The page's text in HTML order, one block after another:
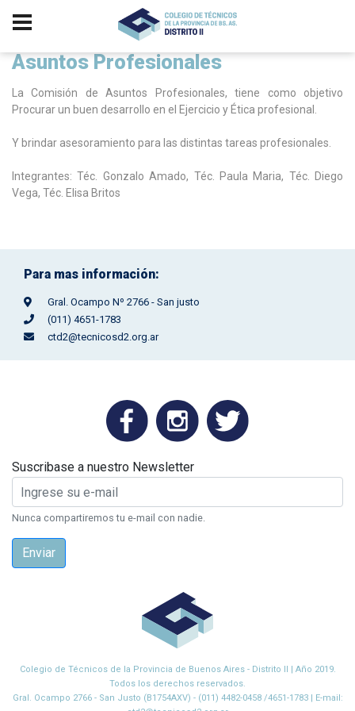
Asuntos Profesionales
La Comisión de Asuntos Profesionales, tiene como objetivo
Procurar un buen desarrollo en el Ejercicio y Ética profesional.
Y brindar asesoramiento para las distintas tareas profesionales.
Integrantes: Téc. Gonzalo Amado, Téc. Paula Maria, Téc. Diego
Vega, Téc. Elisa Britos
Para mas información:
Gral. Ocampo Nº 2766 - San justo
(011) 4651-1783
ctd2@tecnicosd2.org.ar
Colegio de Técnicos de la Provincia de Buenos Aires - Distrito II | Año 2019.
Todos los derechos reservados.
Gral. Ocampo 2766 - San Justo (B1754AXV) - (011) 4482-0458 /4651-1783 | E-mail:
Suscribase a nuestro Newsletter
Nunca compartiremos tu e-mail con nadie.
Enviar